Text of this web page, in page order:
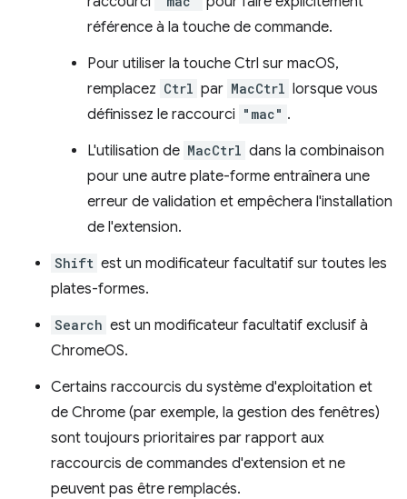
référence à la touche de commande.
Pour utiliser la touche Ctrl sur macOS,
remplacez Ctrl par MacCtrl lorsque vous
définissez le raccourci "mac" .
L'utilisation de MacCtrl dans la combinaison
pour une autre plate-forme entraînera une
erreur de validation et empêchera l'installation
de l'extension.
Shift est un modificateur facultatif sur toutes les
plates-formes.
Search est un modificateur facultatif exclusif à
ChromeOS.
Certains raccourcis du système d'exploitation et
de Chrome (par exemple, la gestion des fenêtres)
sont toujours prioritaires par rapport aux
raccourcis de commandes d'extension et ne
peuvent pas être remplacés.